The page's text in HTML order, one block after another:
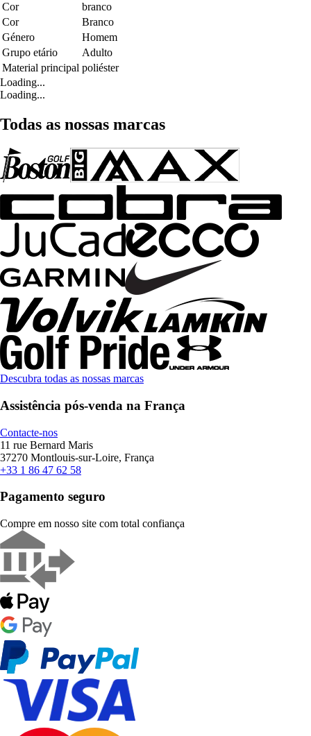
Cor
branco
Cor
Branco
Género
Homem
Grupo etário
Adulto
Material principal poliéster
Loading...
Loading...
Todas as nossas marcas
Descubra todas as nossas marcas
Assistência pós-venda na França
Contacte-nos
11 rue Bernard Maris
37270 Montlouis-sur-Loire, França
+33 1 86 47 62 58
Pagamento seguro
Compre em nosso site com total confiança